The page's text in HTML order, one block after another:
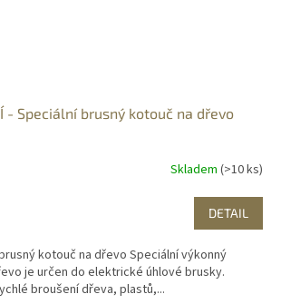
- Speciální brusný kotouč na dřevo
Skladem (>10 ks)
DETAIL
kotouč na dřevo Speciální výkonný
je určen do elektrické úhlové brusky.
broušení dřeva, plastů,...